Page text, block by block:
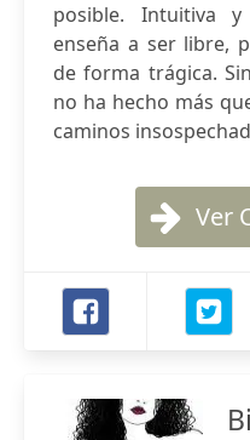
posible. Intuitiva
enseña a ser libre,
de forma trágica.
no ha hecho más
caminos
Ver